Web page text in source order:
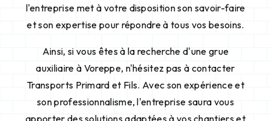
l'entreprise met à votre disposition son savoir-faire
et son expertise pour répondre à tous vos besoins.
Ainsi, si vous êtes à la recherche d'une grue
auxiliaire à Voreppe, n'hésitez pas à contacter
Transports Primard et Fils. Avec son expérience et
son professionnalisme, l'entreprise saura vous